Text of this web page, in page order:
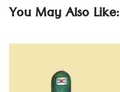
You May Also Like: